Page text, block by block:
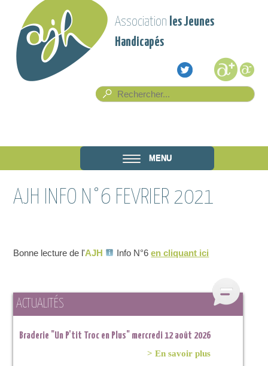
Aller au contenu principal
Association les Jeunes
Handicapés
Formulaire de recherche
Association
les Jeunes
MENU
AJH INFO N°6 FEVRIER 2021
Bonne lecture de l'AJH Info N°6en cliquant ici
ACTUALITÉS
Braderie "Un P'tit Troc en Plus" mercredi 12 août 2026
> En savoir plus